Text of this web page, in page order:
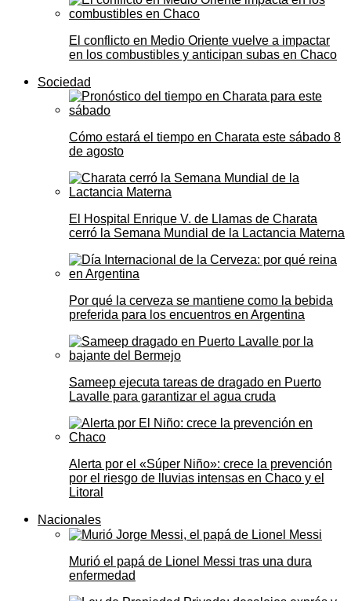
El conflicto en Medio Oriente vuelve a impactar
en los combustibles y anticipan subas en Chaco
Sociedad
Cómo estará el tiempo en Charata este sábado 8
de agosto
El Hospital Enrique V. de Llamas de Charata
cerró la Semana Mundial de la Lactancia Materna
Por qué la cerveza se mantiene como la bebida
preferida para los encuentros en Argentina
Sameep ejecuta tareas de dragado en Puerto
Lavalle para garantizar el agua cruda
Alerta por el «Súper Niño»: crece la prevención
por el riesgo de lluvias intensas en Chaco y el
Litoral
Nacionales
Murió el papá de Lionel Messi tras una dura
enfermedad